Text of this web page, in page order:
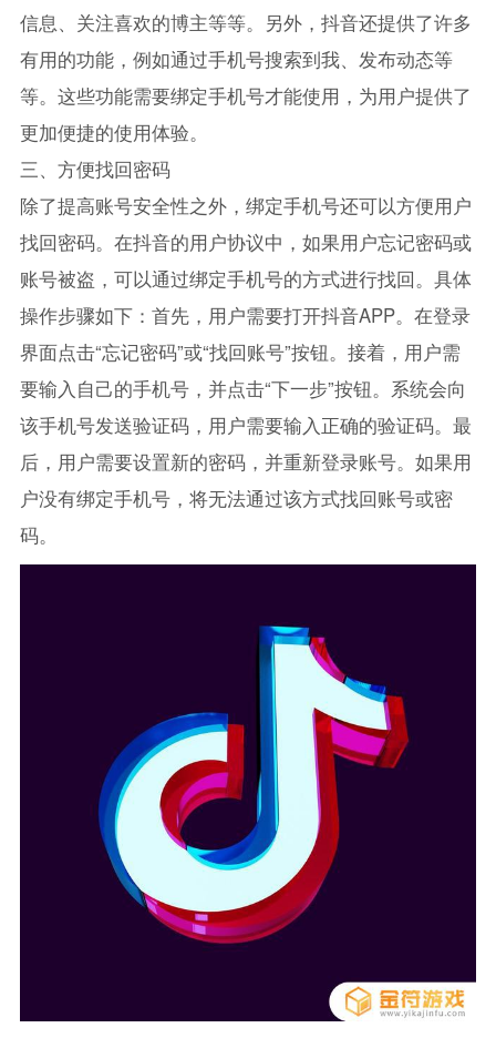
信息、关注喜欢的博主等等。另外，抖音还提供了许多
有用的功能，例如通过手机号搜索到我、发布动态等
等。这些功能需要绑定手机号才能使用，为用户提供了
更加便捷的使用体验。
三、方便找回密码
除了提高账号安全性之外，绑定手机号还可以方便用户
找回密码。在抖音的用户协议中，如果用户忘记密码或
账号被盗，可以通过绑定手机号的方式进行找回。具体
操作步骤如下：首先，用户需要打开抖音APP。在登录
界面点击“忘记密码”或“找回账号”按钮。接着，用户需
要输入自己的手机号，并点击“下一步”按钮。系统会向
该手机号发送验证码，用户需要输入正确的验证码。最
后，用户需要设置新的密码，并重新登录账号。如果用
户没有绑定手机号，将无法通过该方式找回账号或密
码。